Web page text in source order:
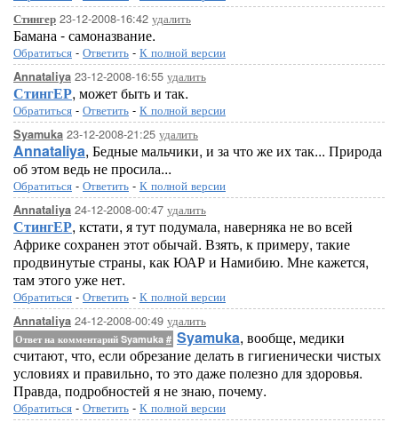
Стингер 23-12-2008-16:42 удалить
Бамана - самоназвание.
Обратиться - Ответить - К полной версии
Annataliya 23-12-2008-16:55 удалить
СтингЕР, может быть и так.
Обратиться - Ответить - К полной версии
Syamuka 23-12-2008-21:25 удалить
Annataliya, Бедные мальчики, и за что же их так... Природа
об этом ведь не просила...
Обратиться - Ответить - К полной версии
Annataliya 24-12-2008-00:47 удалить
СтингЕР, кстати, я тут подумала, наверняка не во всей
Африке сохранен этот обычай. Взять, к примеру, такие
продвинутые страны, как ЮАР и Намибию. Мне кажется,
там этого уже нет.
Обратиться - Ответить - К полной версии
Annataliya 24-12-2008-00:49 удалить
Ответ на комментарий Syamuka # Syamuka, вообще, медики
считают, что, если обрезание делать в гигиенически чистых
условиях и правильно, то это даже полезно для здоровья.
Правда, подробностей я не знаю, почему.
Обратиться - Ответить - К полной версии